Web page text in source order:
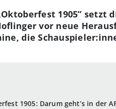
1905: Darum geht’s in der
1905”
vor neue
die